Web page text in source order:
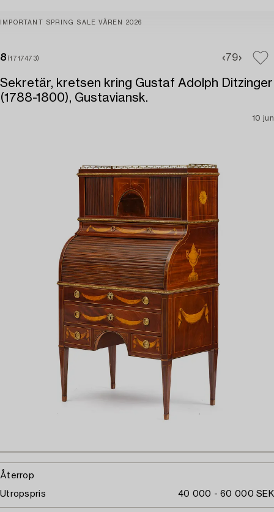
IMPORTANT SPRING SALE VÅREN 2026
8 (1717473) 79
Sekretär, kretsen kring Gustaf Adolph Ditzinger
(1788-1800), Gustaviansk.
10 jun
Återrop
Utropspris 40 000 - 60 000 SEK